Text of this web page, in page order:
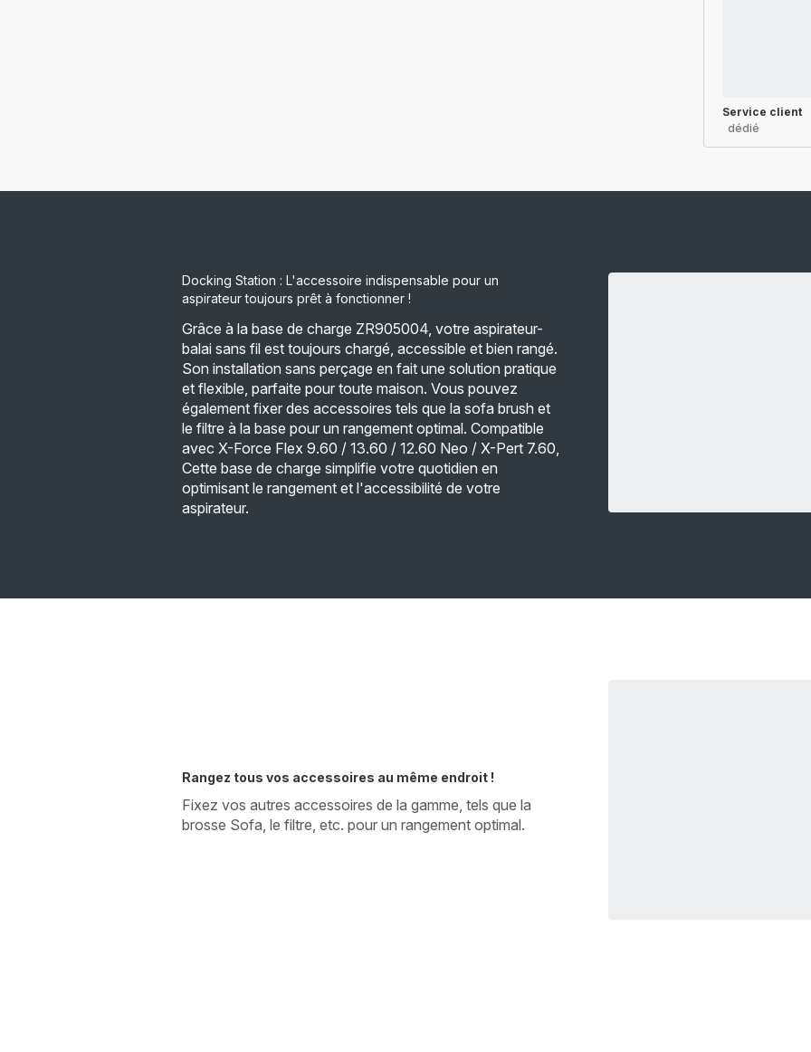
Service client
dédié
Docking Station : L'accessoire indispensable pour un
aspirateur toujours prêt à fonctionner !
Grâce à la base de charge ZR905004, votre aspirateur-
balai sans fil est toujours chargé, accessible et bien rangé.
Son installation sans perçage en fait une solution pratique
et flexible, parfaite pour toute maison. Vous pouvez
également fixer des accessoires tels que la sofa brush et
le filtre à la base pour un rangement optimal. Compatible
avec X-Force Flex 9.60 / 13.60 / 12.60 Neo / X-Pert 7.60,
Cette base de charge simplifie votre quotidien en
optimisant le rangement et l'accessibilité de votre
aspirateur.
Rangez tous vos accessoires au même endroit !
Fixez vos autres accessoires de la gamme, tels que la
brosse Sofa, le filtre, etc. pour un rangement optimal.